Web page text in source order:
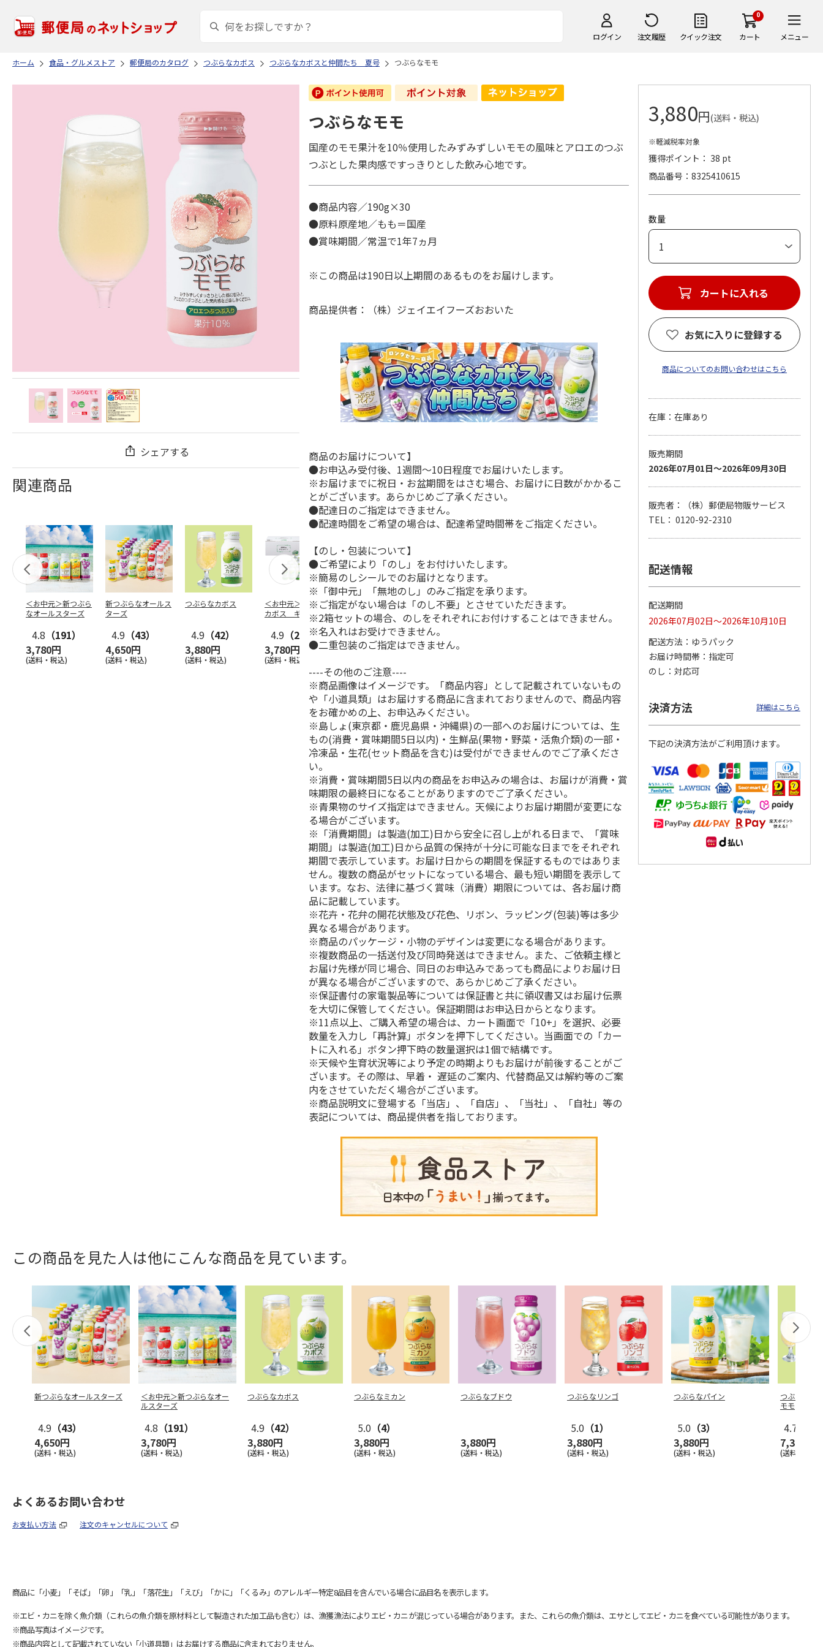
ログイン 注文履歴 クイック注文
0
カート メニュー
ホーム 食品・グルメストア 郵便局のカタログ つぶらなカボス つぶらなカボスと仲間たち 夏号 つぶらなモモ
シェアする
関連商品
＜お中元＞新つぶら
なオールスターズ
4.8 （191）
3,780円
(送料・税込)
新つぶらなオールス
ターズ
4.9 （43）
4,650円
(送料・税込)
つぶらなカボス
4.9 （42）
3,880円
(送料・税込)
＜お中元＞つぶらな
カボス ギフト
4.9 （28）
3,780円
(送料・税込)
つぶらなパイン
4.9（29）
3,880円
＜お中元＞夏のゴク
ゴク４種セット
4.7
3,870円
ももうめＡ
ＷＥＢ定期便つぶら
なバラエティコース
ももうめ・りんごう
4.4
（14）
3,460円
(送料・税込)
２箱
つぶらなモモ
国産のモモ果汁を10％使用したみずみずしいモモの風味とアロエのつぶ
つぶとした果肉感ですっきりとした飲み心地です。
●商品内容／190g×30
●原料原産地／もも＝国産
●賞味期間／常温で1年7ヵ月
※この商品は190日以上期間のあるものをお届けします。
商品提供者：（株）ジェイエイフーズおおいた
商品のお届けについて】
●お申込み受付後、1週間～10日程度でお届けいたします。
※お届けまでに祝日・お盆期間をはさむ場合、お届けに日数がかかるこ
とがございます。あらかじめご了承ください。
●配達日のご指定はできません。
●配達時間をご希望の場合は、配達希望時間帯をご指定ください。
【のし・包装について】
●ご希望により「のし」をお付けいたします。
※簡易のしシールでのお届けとなります。
※「御中元」「無地のし」のみご指定を承ります。
※ご指定がない場合は「のし不要」とさせていただきます。
※2箱セットの場合、のしをそれぞれにお付けすることはできません。
※名入れはお受けできません。
●二重包装のご指定はできません。
----その他のご注意----
※商品画像はイメージです。「商品内容」として記載されていないもの
や「小道具類」はお届けする商品に含まれておりませんので、商品内容
をお確かめの上、お申込みください。
※島しょ(東京都・鹿児島県・沖縄県)の一部へのお届けについては、生
もの(消費・賞味期間5日以内)・生鮮品(果物・野菜・活魚介類)の一部・
冷凍品・生花(セット商品を含む)は受付ができませんのでご了承くださ
い。
※消費・賞味期間5日以内の商品をお申込みの場合は、お届けが消費・賞
味期限の最終日になることがありますのでご了承ください。
※青果物のサイズ指定はできません。天候によりお届け期間が変更にな
る場合がございます。
※「消費期間」は製造(加工)日から安全に召し上がれる日まで、「賞味
期間」は製造(加工)日から品質の保持が十分に可能な日までをそれぞれ
期間で表示しています。お届け日からの期間を保証するものではありま
せん。複数の商品がセットになっている場合、最も短い期間を表示して
います。なお、法律に基づく賞味（消費）期限については、各お届け商
品に記載しています。
※花卉・花弁の開花状態及び花色、リボン、ラッピング(包装)等は多少
異なる場合があります。
※商品のパッケージ・小物のデザインは変更になる場合があります。
※複数商品の一括送付及び同時発送はできません。また、ご依頼主様と
お届け先様が同じ場合、同日のお申込みであっても商品によりお届け日
が異なる場合がございますので、あらかじめご了承ください。
※保証書付の家電製品等については保証書と共に領収書又はお届け伝票
を大切に保管してください。保証期間はお申込日からとなります。
※11点以上、ご購入希望の場合は、カート画面で「10+」を選択、必要
数量を入力し「再計算」ボタンを押下してください。当画面での「カー
トに入れる」ボタン押下時の数量選択は1個で結構です。
※天候や生育状況等により予定の時期よりもお届けが前後することがご
ざいます。その際は、早着・ 遅延のご案内、代替商品又は解約等のご案
内をさせていただく場合がございます。
※商品説明文に登場する「当店」、「自店」、「当社」、「自社」等の
表記については、商品提供者を指しております。
3,880円(送料・税込)
※軽減税率対象
獲得ポイント： 38 pt
商品番号
8325410615
数量
カートに入れる
お気に入りに登録する
商品についてのお問い合わせはこちら
在庫：在庫あり
販売期間
2026年07月01日～2026年09月30日
販売者：（株）郵便局物販サービス
TEL： 0120-92-2310
配送情報
配送期間
2026年07月02日～2026年10月10日
配送方法
ゆうパック
お届け時間帯
指定可
のし
対応可
決済方法 詳細はこちら
下記の決済方法がご利用頂けます。
この商品を見た人は他にこんな商品を見ています。
新つぶらなオールスターズ
4.9 （43）
4,650円
(送料・税込)
＜お中元＞新つぶらなオー
ルスターズ
4.8 （191）
3,780円
(送料・税込)
つぶらなカボス
4.9 （42）
3,880円
(送料・税込)
つぶらなミカン
5.0 （4）
3,880円
(送料・税込)
つぶらなブドウ
3,880円
(送料・税込)
つぶらなリンゴ
5.0 （1）
3,880円
(送料・税込)
つぶらなパイン
5.0 （3）
3,880円
(送料・税込)
つぶらなカ
モモ
4.7
7,350円
(送料・税込)
よくあるお問い合わせ
お支払い方法 注文のキャンセルについて
商品に「小麦」「そば」「卵」「乳」「落花生」「えび」「かに」「くるみ」のアレルギー特定8品目を含んでいる場合に品目名を表示します。
※エビ・カニを除く魚介類（これらの魚介類を原材料として製造された加工品も含む）は、漁獲漁法によりエビ・カニが混じっている場合があります。また、これらの魚介類は、エサとしてエビ・カニを食べている可能性があります。
※商品写真はイメージです。
※商品内容として記載されていない「小道具類」はお届けする商品に含まれておりません。